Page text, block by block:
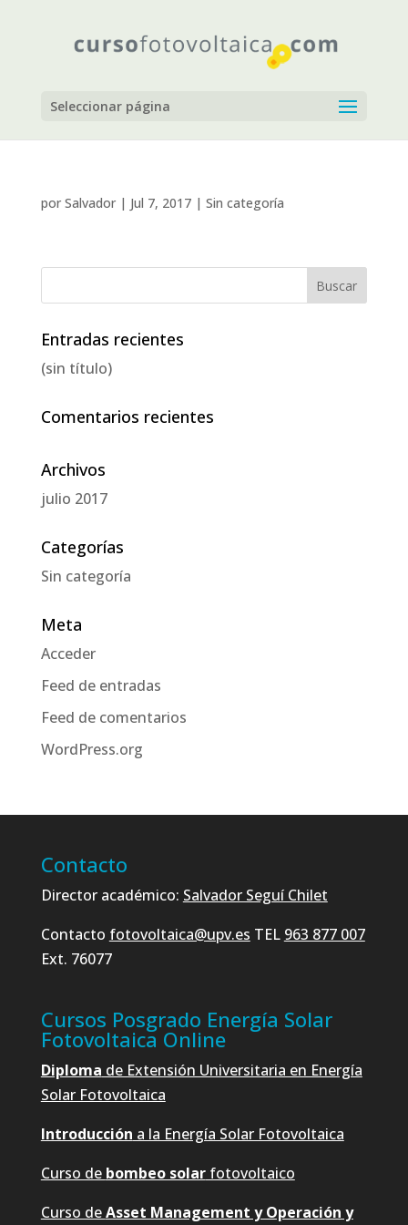
Seleccionar página
por Salvador| Jul 7, 2017| Sin categoría
Entradas recientes
(sin título)
Comentarios recientes
Archivos
julio 2017
Categorías
Sin categoría
Meta
Acceder
Feed de entradas
Feed de comentarios
WordPress.org
Contacto
Director académico: Salvador Seguí Chilet
Contacto fotovoltaica@upv.es TEL 963 877 007
Ext. 76077
Cursos Posgrado Energía Solar
Fotovoltaica Online
Diploma de Extensión Universitaria en Energía
Solar Fotovoltaica
Introducción a la Energía Solar Fotovoltaica
Curso de bombeo solarfotovoltaico
Curso deAsset Management y Operación y